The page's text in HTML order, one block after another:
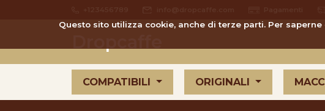
COMPATIBILI ORIGINALI
Questo sito utilizza cookie, anche di terze parti. Per saperne